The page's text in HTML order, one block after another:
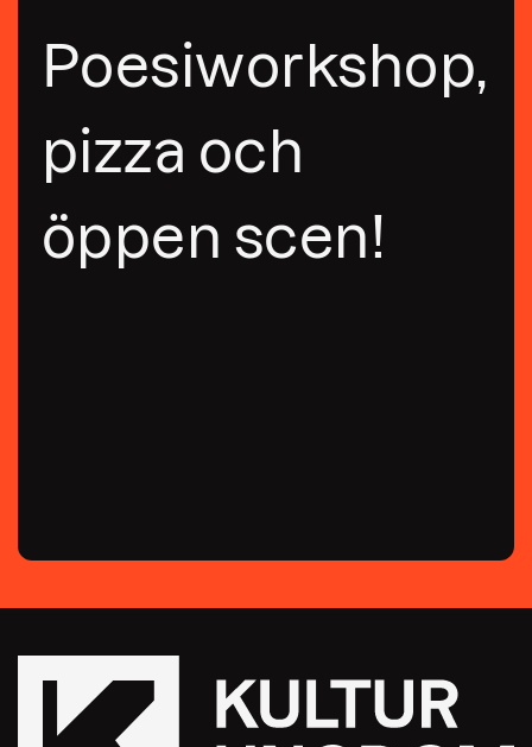
Poesiworkshop,
pizza och
öppen scen!